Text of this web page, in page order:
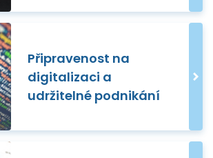
Připravenost na
digitalizaci a
udržitelné podnikání